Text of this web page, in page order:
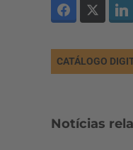
CATÁLOGO
Notícias